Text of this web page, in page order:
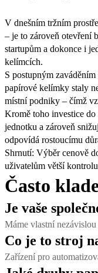
V dnešním tržním
– je to zároveň otevření
startupům a dokonce i
kelímcích.
S postupným
papírové kelímky staly
místní podniky – čímž
Kromě toho investice
jednotku a zároveň
odpovídá rostoucímu
Shrnutí: Výběr cenově
uživatelům větší
Často
Je vaše
Máme vlastní
Co je to stroj
Zařízení pro